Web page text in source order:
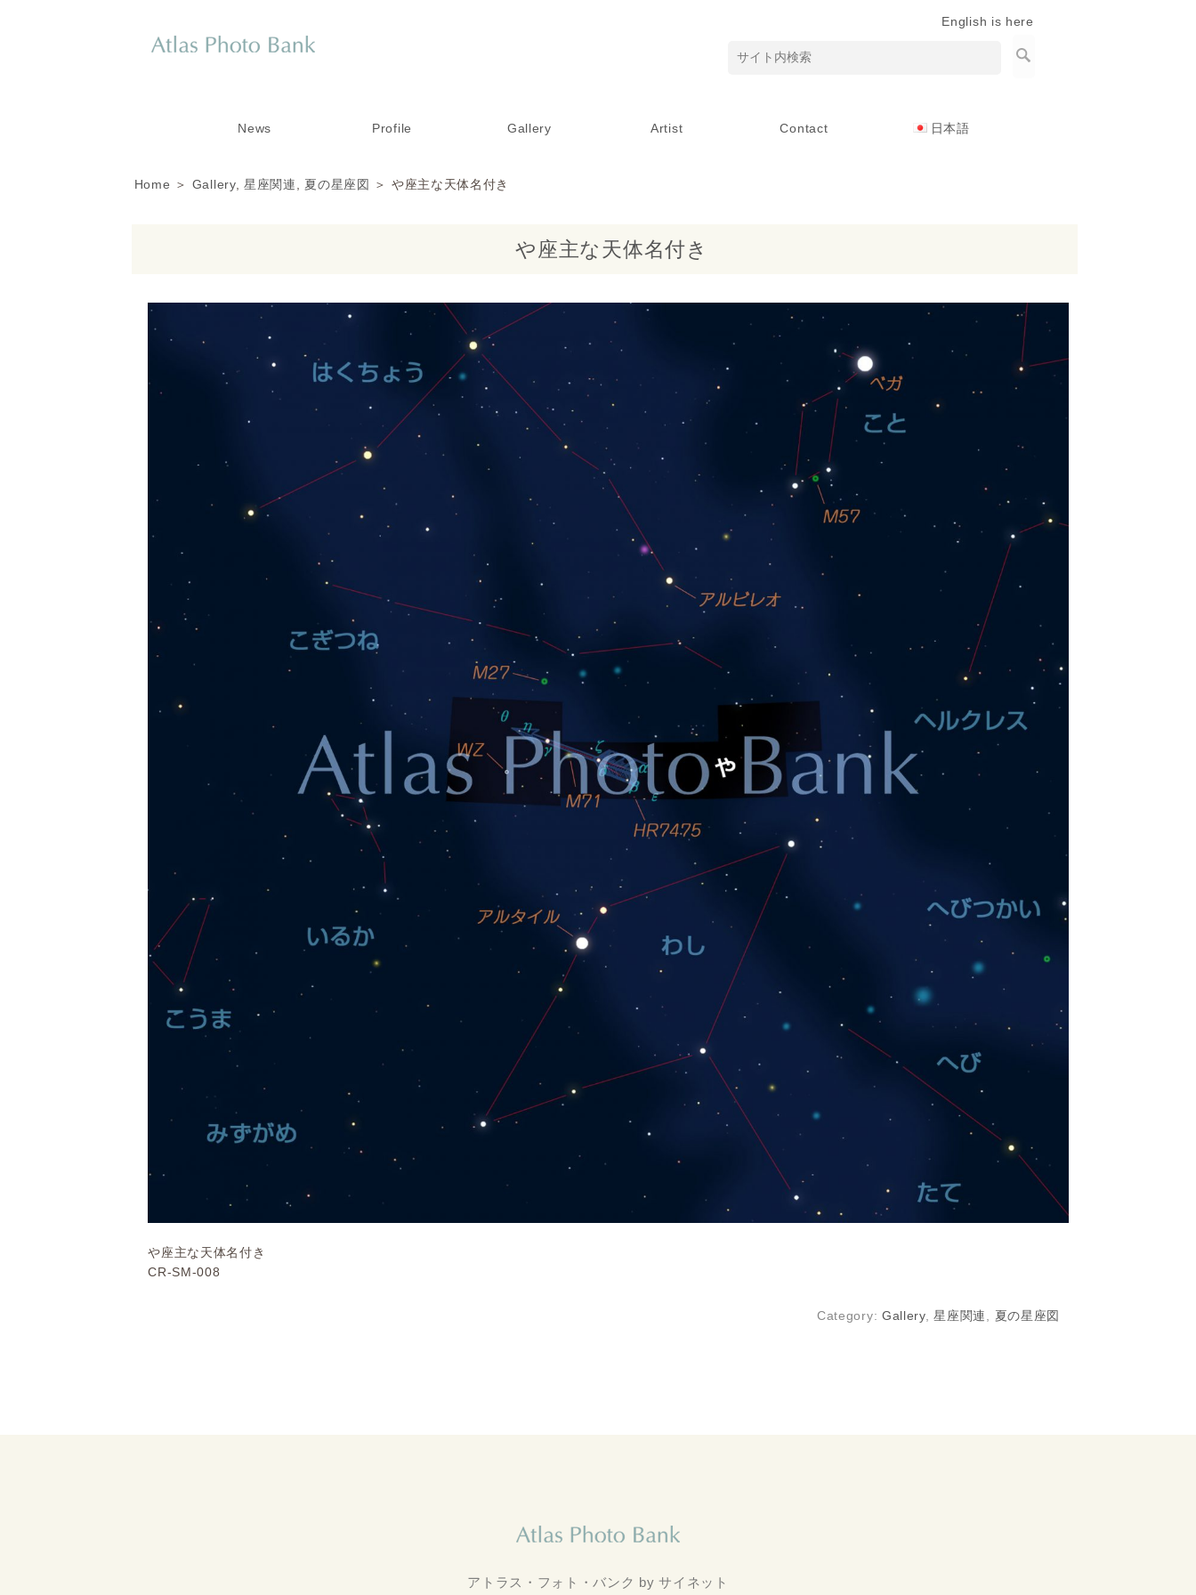
English is here
News Profile Gallery Artist Contact 日本語
Home ＞ Gallery,星座関連 夏の星座図 ＞ や座主な天体名付き
や座主な天体名付き
や座主な天体名付き
CR-SM-008
Category: Gallery,星座関連, 夏の星座図
アトラス・フォト・バンク by サイネット